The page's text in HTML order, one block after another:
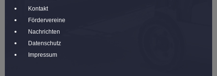
Kontakt
Fördervereine
Nachrichten
Datenschutz
Impressum